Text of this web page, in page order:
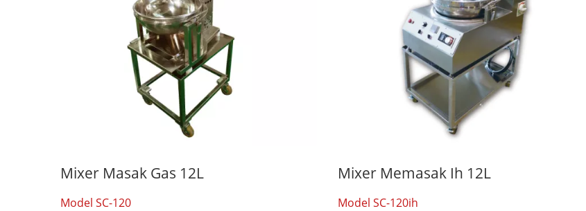
Mixer Masak Gas 12L
Model SC-120
Mixer Memasak Ih 12L
Model SC-120ih